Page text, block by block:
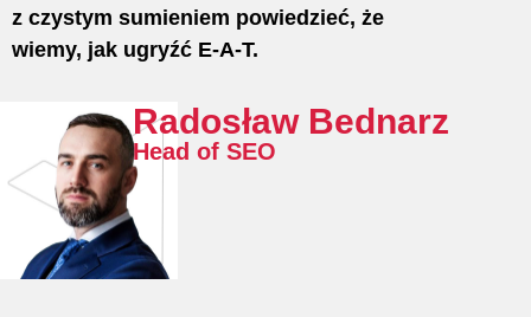
z czystym sumieniem powiedzieć, że
wiemy, jak ugryźć E-A-T.
Radosław Bednarz
Head of SEO